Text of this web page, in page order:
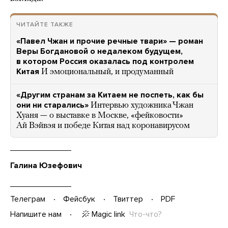
ЧИТАЙТЕ ТАКЖЕ
«Павел Чжан и прочие речные твари» — роман
Веры Богдановой о недалеком будущем,
в котором Россия оказалась под контролем
Китая И эмоциональный, и продуманный
«Другим странам за Китаем не поспеть, как бы
они ни старались» Интервью художника Чжан
Хуаня — о выставке в Москве, «фейковости»
Ай Вэйвэя и победе Китая над коронавирусом
Галина Юзефович
Телеграм Фейсбук Твиттер
PDF
Напишите нам
Magic link Что-что?